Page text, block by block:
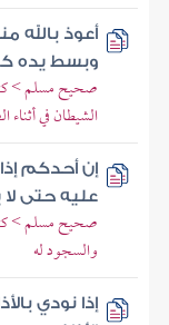
أعوذ بالله
وبسط يده
صحيح مسلم >
الشيطان في
إن أحدكم
عليه حتى
صحيح مسلم >
والسجود له
إذا نودي